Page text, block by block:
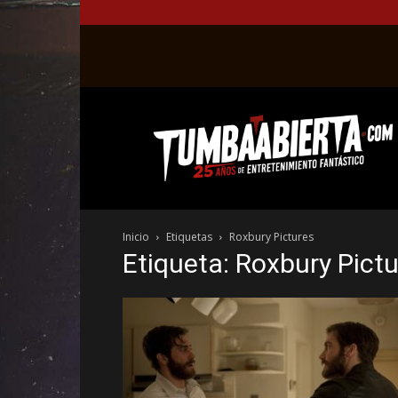
web
del
entretenimiento
el
género
fantástico.
Inicio Etiquetas Roxbury Pictures
Etiqueta: Roxbury